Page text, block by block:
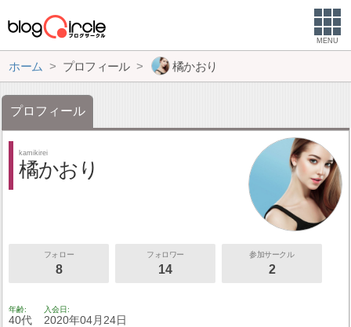
MENU
ホーム プロフィール 橘かおり
プロフィール
kamikirei
橘かおり
フォロー
8
フォロワー
14
参加サークル
2
年齢
40代
入会日
2020年04月24日